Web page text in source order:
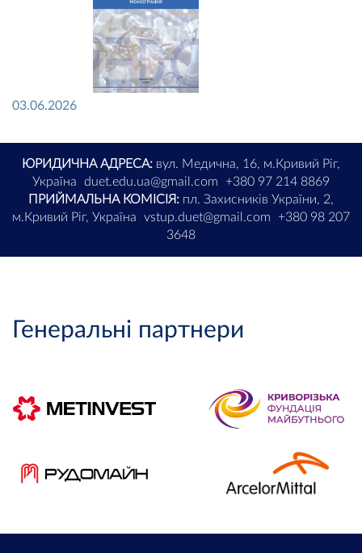
03.06.2026
ЮРИДИЧНА АДРЕСА: вул. Медична, 16, м.Кривий Ріг,
Україна
duet.edu.ua@gmail.com
+380 97 214 8869
ПРИЙМАЛЬНА КОМІСІЯ: пл. Захисників України, 2,
м.Кривий Ріг, Україна
vstup.duet@gmail.com
+380 98 207
3648
Генеральні партнери